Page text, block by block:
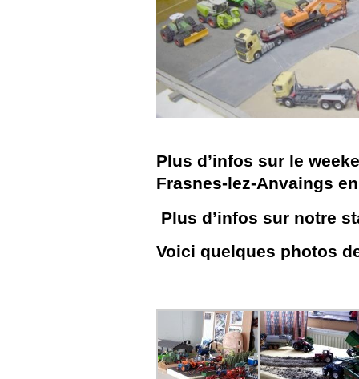
Plus d’infos sur le
Frasnes-lez-Anvaings
Plus d’infos sur notre
Voici quelques photos